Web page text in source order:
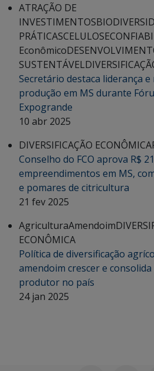
ATRAÇÃO DE
INVESTIMENTOS
PRÁTICASCELULOSE
Econômico
SUSTENTÁVEL
Secretário destaca liderança
produção em MS durante
Expogrande
10 abr 2025
DIVERSIFICAÇÃO ECONÔMICA
Conselho do FCO aprova R$
empreendimentos em MS,
e pomares de citricultura
21 fev 2025
AgriculturaAmendoim
ECONÔMICA
Política de diversificação
amendoim crescer e
produtor no país
24 jan 2025